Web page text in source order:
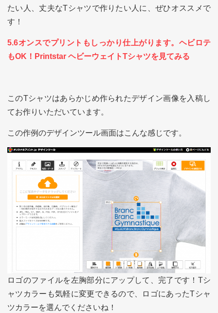
たい人、丈夫なTシャツで作りたい人に、ぜひオススメで
す！
5.6オンスでプリントもしっかり仕上がります。ヘビロテ
もOK！Printstar ヘビーウェイトTシャツを見てみる
このTシャツはあらかじめ作られたデザイン画像を入稿し
てお作りいただいています。
この作例のデザインツール画面はこんな感じです。
ロゴのファイルを左胸部分にアップして、完了です！Tシ
ャツカラーも気軽に変更できるので、ロゴにあったTシャ
ツカラーを選んでくださいね！